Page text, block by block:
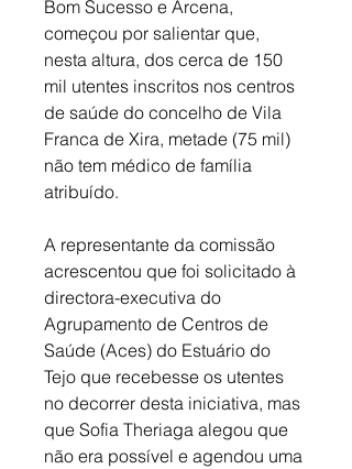
Bom Sucesso e Arcena,
começou por salientar que,
nesta altura, dos cerca de 150
mil utentes inscritos nos centros
de saúde do concelho de Vila
Franca de Xira, metade (75 mil)
não tem médico de família
atribuído.
A representante da comissão
acrescentou que foi solicitado à
directora-executiva do
Agrupamento de Centros de
Saúde (Aces) do Estuário do
Tejo que recebesse os utentes
no decorrer desta iniciativa, mas
que Sofia Theriaga alegou que
não era possível e agendou uma